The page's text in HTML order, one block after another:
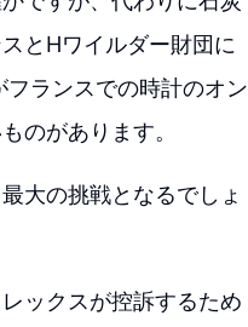
とHワイルダー財団に
ランスでの時計のオン
のがあります。
大の挑戦となるでしょ
ックスが控訴するため